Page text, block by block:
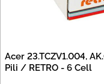
Acer 23.TCZV1.004,
Pili / RETRO - 6 Cell